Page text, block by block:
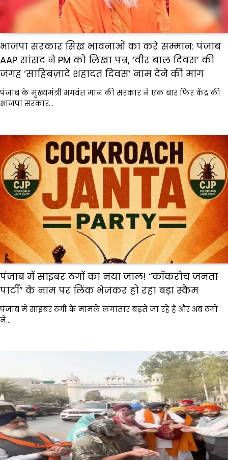
भाजपा सरकार सिख भावनाओं का करे सम्मान: पंजाब
AAP सांसद ने PM को लिखा पत्र, ‘वीर बाल दिवस’ की
जगह ‘साहिबज़ादे शहादत दिवस’ नाम देने की मांग
पंजाब के मुख्यमंत्री भगवंत मान की सरकार ने एक बार फिर केंद्र की
भाजपा सरकार…
पंजाब में साइबर ठगों का नया जाल! “कॉकरोच जनता
पार्टी” के नाम पर लिंक भेजकर हो रहा बड़ा स्कैम
पंजाब में साइबर ठगी के मामले लगातार बढ़ते जा रहे हैं और अब ठगों
ने…